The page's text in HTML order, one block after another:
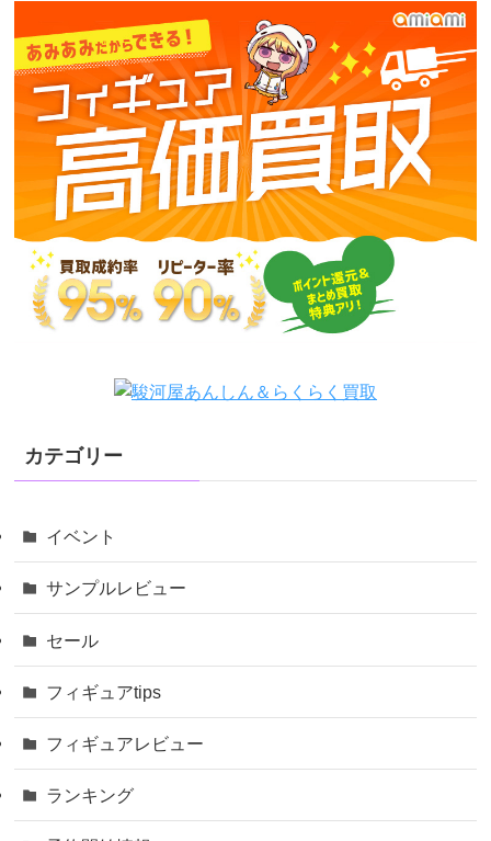
カテゴリー
イベント
サンプルレビュー
セール
フィギュアtips
フィギュアレビュー
ランキング